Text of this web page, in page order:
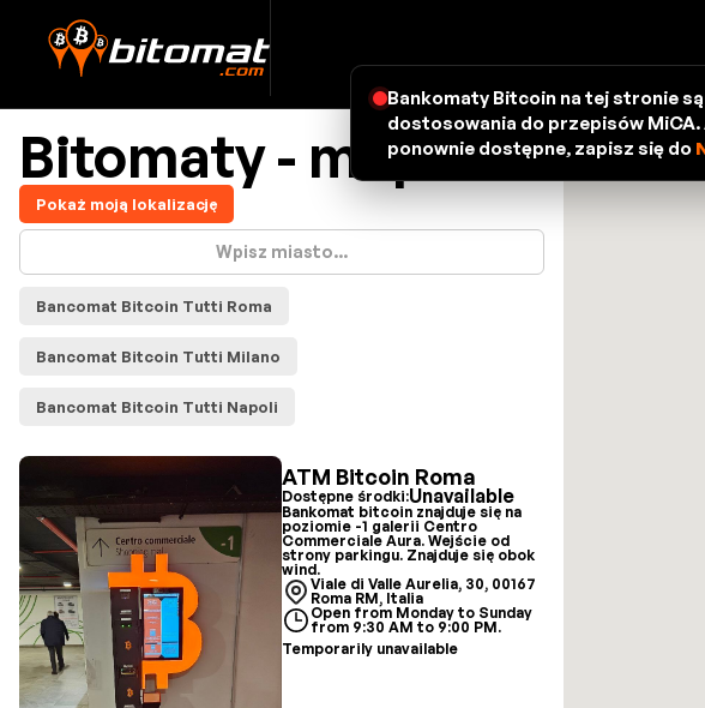
Bitomaty - mapa
Pokaż moją lokalizację
Bancomat Bitcoin Tutti Roma
Bancomat Bitcoin Tutti Milano
Bancomat Bitcoin Tutti Napoli
ATM Bitcoin Roma
Dostępne środki:Unavailable
Bankomat bitcoin znajduje się na
poziomie -1 galerii Centro
Commerciale Aura. Wejście od
strony parkingu. Znajduje się obok
wind.
Viale di Valle Aurelia, 30, 00167
Roma RM, Italia
Open from Monday to Sunday
from 9:30 AM to 9:00 PM.
Temporarily unavailable
Bankomaty Bitcoin na tej stronie
dostosowania do przepisów
ponownie dostępne, zapisz się do